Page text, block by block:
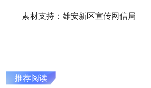
素材支持：雄安新区宣传网信局
推荐阅读